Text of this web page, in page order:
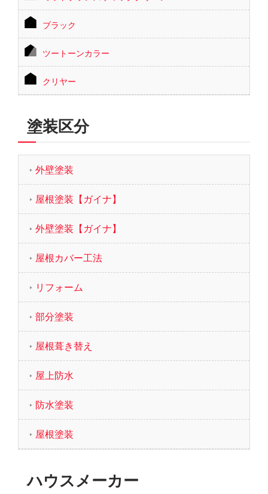
ブラック
ツートーンカラー
クリヤー
塗装区分
外壁塗装
屋根塗装【ガイナ】
外壁塗装【ガイナ】
屋根カバー工法
リフォーム
部分塗装
屋根葺き替え
屋上防水
防水塗装
屋根塗装
ハウスメーカー